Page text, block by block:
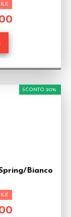
Bianco
SCONTO 20%